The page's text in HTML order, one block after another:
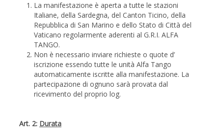
La manifestazione è aperta a tutte le stazioni
Italiane, della Sardegna, del Canton Ticino, della
Repubblica di San Marino e dello Stato di Città del
Vaticano regolarmente aderenti al G.R.I. ALFA
TANGO.
Non è necessario inviare richieste o quote d’
iscrizione essendo tutte le unità Alfa Tango
automaticamente iscritte alla manifestazione. La
partecipazione di ognuno sarà provata dal
ricevimento del proprio log.
Art. 2: Durata